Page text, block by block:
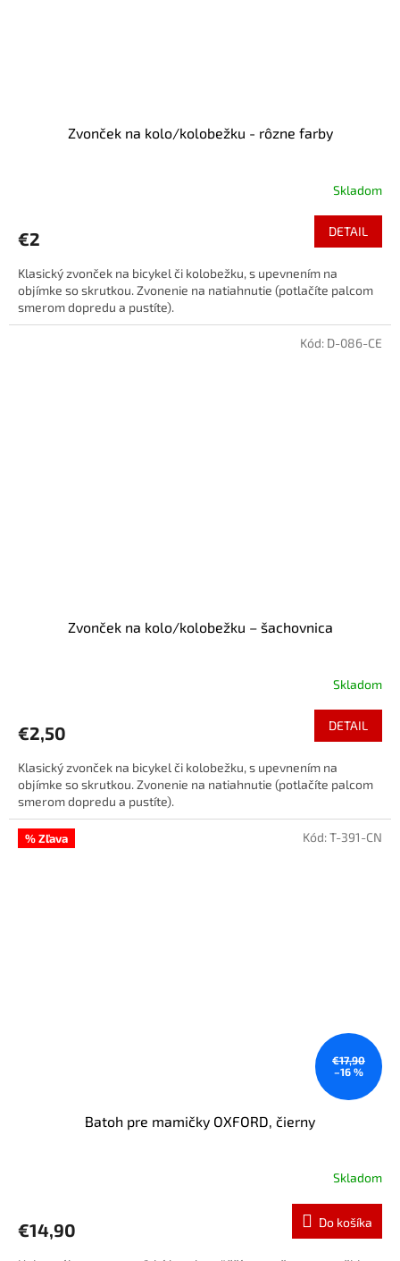
Zvonček na kolo/kolobežku - rôzne farby
Skladom
€2 DETAIL
Klasický zvonček na bicykel či kolobežku, s upevnením na
objímke so skrutkou. Zvonenie na natiahnutie (potlačíte palcom
smerom dopredu a pustíte).
Zvonček na kolo/kolobežku – šachovnica
Skladom
€2,50 DETAIL
Klasický zvonček na bicykel či kolobežku, s upevnením na
objímke so skrutkou. Zvonenie na natiahnutie (potlačíte palcom
smerom dopredu a pustíte).
Kód: D-086-CE
% Zľava
€17,90
–16 %
Batoh pre mamičky OXFORD, čierny
Skladom
€14,90 Do košíka
Kód:T-391-CN